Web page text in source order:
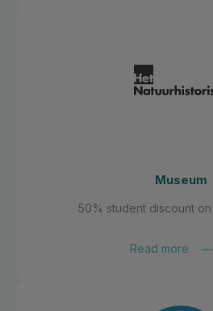
Museum
50% student discount
Read more